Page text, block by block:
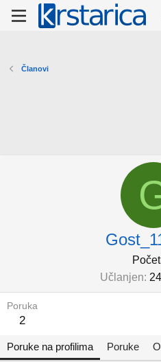
Članovi
Učlanjen
Poruka
2
Poruke na profilima Poruke